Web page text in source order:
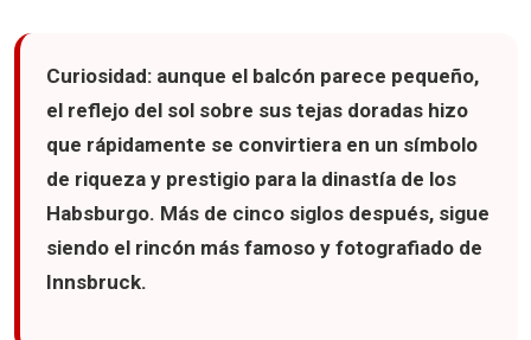
Curiosidad: aunque el balcón parece pequeño,
el reflejo del sol sobre sus tejas doradas hizo
que rápidamente se convirtiera en un símbolo
de riqueza y prestigio para la dinastía de los
Habsburgo. Más de cinco siglos después, sigue
siendo el rincón más famoso y fotografiado de
Innsbruck.